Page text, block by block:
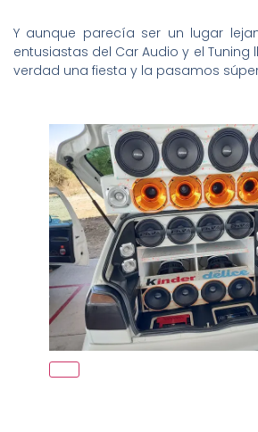
Y aunque parecía ser un lugar
entusiastas del Car Audio y el Tuning
verdad una fiesta y la pasamos